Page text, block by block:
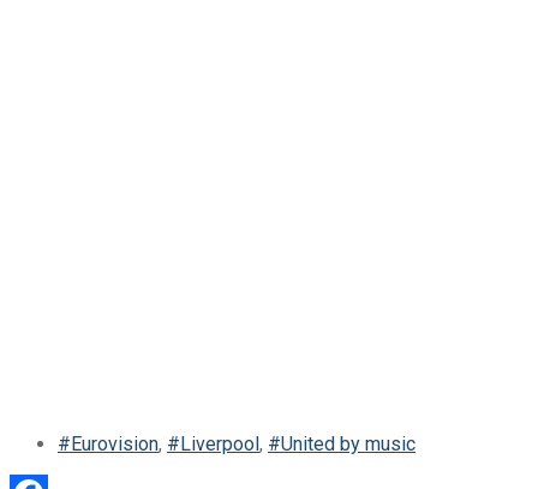
#Eurovision, #Liverpool, #United by music